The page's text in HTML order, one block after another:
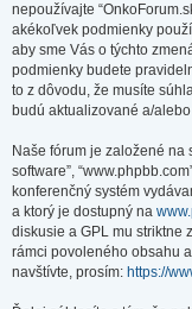
nepoužívajte
akékoľvek podmienky
aby sme Vás o týchto
podmienky budete
to z dôvodu, že musíte
budú aktualizované a/
Naše fórum je založené na
software”,
konferenčný systém
a ktorý je dostupný na
diskusie a GPL mu striktne
rámci povoleného obsahu
navštívte, prosím: https://